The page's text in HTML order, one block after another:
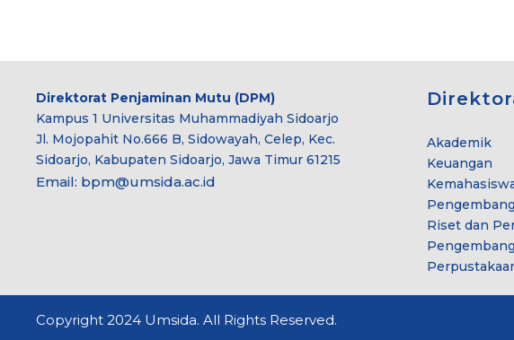
Direktorat Penjaminan Mutu (DPM)
Kampus 1 Universitas Muhammadiyah Sidoarjo
Jl. Mojopahit No.666 B, Sidowayah, Celep, Kec.
Sidoarjo, Kabupaten Sidoarjo, Jawa Timur 61215
Email: bpm@umsida.ac.id
Akademik
Keuangan
Riset dan
Copyright 2024 Umsida. All Rights Reserved.